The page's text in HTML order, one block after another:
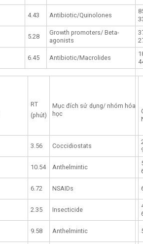
4.43 Antibiotic/Quinolones
5.28
Growth promoters/ Beta-
agonists
6.45 Antibiotic/Macrolides
RT
(phút)
Mục đích sử dụng/ nhóm hóa
học
3.56 Coccidiostats
10.54 Anthelmintic
6.72 NSAIDs
2.35 Insecticide
9.58 Anthelmintic